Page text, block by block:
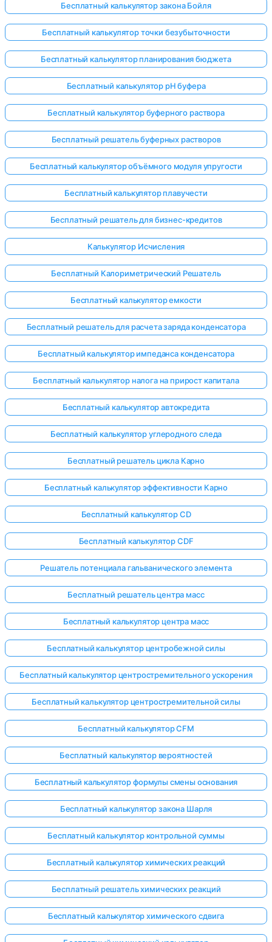
Бесплатный калькулятор закона Бойля
Бесплатный калькулятор точки безубыточности
Бесплатный калькулятор планирования бюджета
Бесплатный калькулятор pH буфера
Бесплатный калькулятор буферного раствора
Бесплатный решатель буферных растворов
Бесплатный калькулятор объёмного модуля упругости
Бесплатный калькулятор плавучести
Бесплатный решатель для бизнес-кредитов
Калькулятор Исчисления
Бесплатный Калориметрический Решатель
Бесплатный калькулятор емкости
Бесплатный решатель для расчета заряда конденсатора
Бесплатный калькулятор импеданса конденсатора
Бесплатный калькулятор налога на прирост капитала
Бесплатный калькулятор автокредита
Бесплатный калькулятор углеродного следа
Бесплатный решатель цикла Карно
Бесплатный калькулятор эффективности Карно
Бесплатный калькулятор CD
Бесплатный калькулятор CDF
Решатель потенциала гальванического элемента
Бесплатный решатель центра масс
Бесплатный калькулятор центра масс
Бесплатный калькулятор центробежной силы
Бесплатный калькулятор центростремительного ускорения
Бесплатный калькулятор центростремительной силы
Бесплатный калькулятор CFM
Бесплатный калькулятор вероятностей
Бесплатный калькулятор формулы смены основания
Бесплатный калькулятор закона Шарля
Бесплатный калькулятор контрольной суммы
Бесплатный калькулятор химических реакций
Бесплатный решатель химических реакций
Бесплатный калькулятор химического сдвига